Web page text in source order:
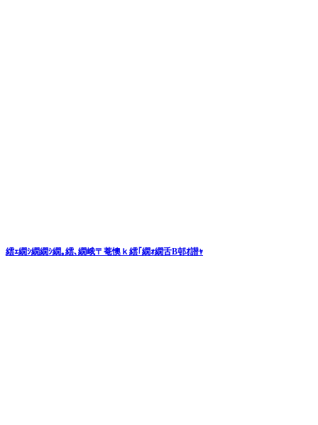
繧ｪ繝ｼ繝繝ｼ繝｡繧､繝峨〒菴懊ｋ繧｢繝ｫ繝舌Β邨ｵ譛ｬ